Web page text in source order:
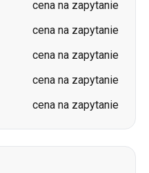
cena na zapytanie
cena na zapytanie
od 1599 UAH